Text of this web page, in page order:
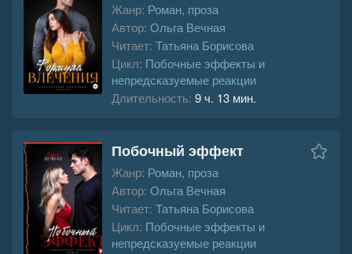
Жанр: Роман, проза
Автор: Ольга Вечная
Читает: Татьяна Борисова
Цикл: Побочные эффекты и
непредсказуемые реакции
Длительность: 9 ч. 13 мин.
Побочный эффект
Жанр: Роман, проза
Автор: Ольга Вечная
Читает: Татьяна Борисова
Цикл: Побочные эффекты и
непредсказуемые реакции